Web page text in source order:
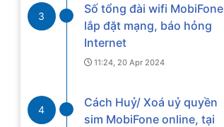
3
Số tổng đài wifi MobiFone
lắp đặt mạng, báo hỏng
Internet
11:24, 20 Apr 2024
4
Cách Huỷ/ Xoá uỷ quyền
sim MobiFone online, tại